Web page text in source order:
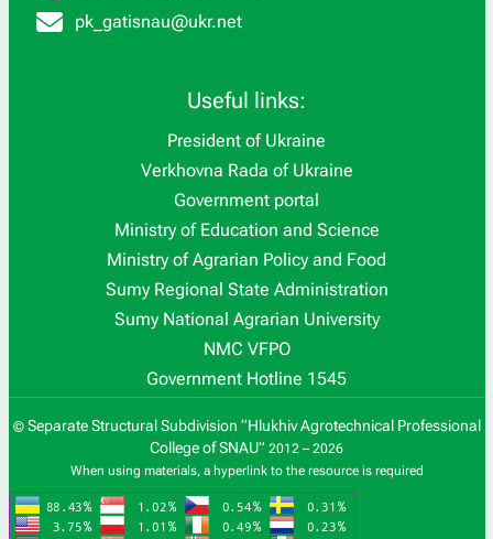
pk_gatisnau@ukr.net
Useful links:
President of Ukraine
Verkhovna Rada of Ukraine
Government portal
Ministry of Education and Science
Ministry of Agrarian Policy and Food
Sumy Regional State Administration
Sumy National Agrarian University
NMC VFPO
Government Hotline 1545
© Separate Structural Subdivision “Hlukhiv Agrotechnical Professional
College of SNAU” 2012 – 2026
When using materials, a hyperlink to the resource is required